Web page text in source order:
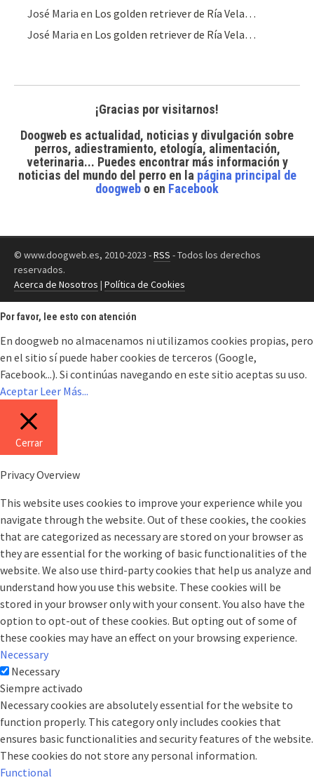
José Maria en Los golden retriever de Ría Vela…
José Maria en Los golden retriever de Ría Vela…
¡Gracias por visitarnos!
Doogweb es actualidad, noticias y divulgación sobre
perros, adiestramiento, etología, alimentación,
veterinaria... Puedes encontrar más información y
noticias del mundo del perroen la página principal de
doogweb o en Facebook
© www.doogweb.es, 2010-2023 -RSS - Todos los derechos
reservados.
Acerca de Nosotros | Política de Cookies
Por favor, lee esto con atención
En doogweb no almacenamos ni utilizamos cookies propias, pero
en el sitio sí puede haber cookies de terceros (Google,
Facebook...). Si continúas navegando en este sitio aceptas su uso.
Aceptar Leer Más...
Cerrar
Privacy Overview
This website uses cookies to improve your experience while you
navigate through the website. Out of these cookies, the cookies
that are categorized as necessary are stored on your browser as
they are essential for the working of basic functionalities of the
website. We also use third-party cookies that help us analyze and
understand how you use this website. These cookies will be
stored in your browser only with your consent. You also have the
option to opt-out of these cookies. But opting out of some of
these cookies may have an effect on your browsing experience.
Necessary
Necessary
Siempre activado
Necessary cookies are absolutely essential for the website to
function properly. This category only includes cookies that
ensures basic functionalities and security features of the website.
These cookies do not store any personal information.
Functional